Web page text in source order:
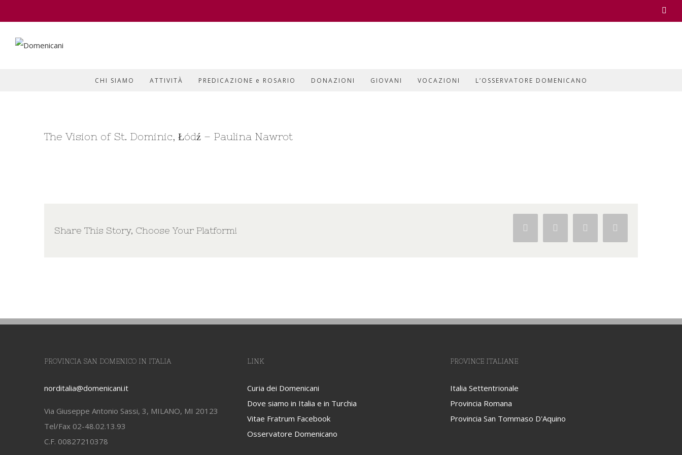
CHI SIAMO ATTIVITÀ PREDICAZIONE e ROSARIO DONAZIONI GIOVANI VOCAZIONI L’OSSERVATORE DOMENICANO
The Vision of St. Dominic, Łódź – Paulina Nawrot
Share This Story, Choose Your Platform! Facebook Twitter Google+
PROVINCIA SAN DOMENICO IN ITALIA
norditalia@domenicani.it
Via Giuseppe Antonio Sassi, 3, MILANO, MI 20123
Tel/Fax 02-48.02.13.93
C.F. 00827210378
LINK
Curia dei Domenicani
Dove siamo in Italia e in Turchia
Vitae Fratrum Facebook
Osservatore Domenicano
PROVINCE ITALIANE
Italia Settentrionale
Provincia Romana
Provincia San Tommaso D'Aquino